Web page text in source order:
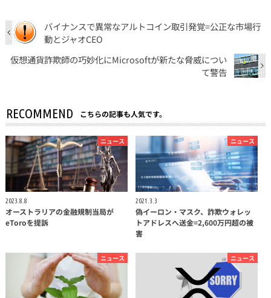
バイナンスで異常なアルトコイン取引発覚=公正な市場行
動とジャオCEO
仮想通貨詐欺師の巧妙化にMicrosoftが新たな脅威につい
て警告
RECOMMEND こちらの記事も人気です。
ニュース
2023.8.8
オーストラリアの金融規制当局が
eToroを提訴
ニュース
2021.3.3
偽イーロン・マスク、詐欺ウォレッ
トアドレスへ送金=2,600万円超の被
害
ニュース ニュース